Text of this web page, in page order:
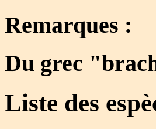
Remarques :
Du grec
Liste des